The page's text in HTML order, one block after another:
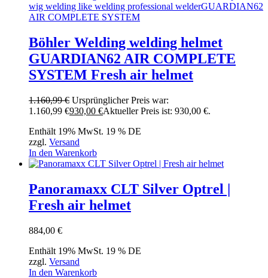
Böhler Welding welding helmet
GUARDIAN62 AIR COMPLETE
SYSTEM Fresh air helmet
1.160,99€ Ursprünglicher Preis war:
1.160,99 €930,00 €Aktueller Preis ist: 930,00 €.
Enthält 19% MwSt. 19 % DE
zzgl. Versand
In den Warenkorb
Panoramaxx CLT Silver Optrel |
Fresh air helmet
884,00 €
Enthält 19% MwSt. 19 % DE
zzgl. Versand
In den Warenkorb